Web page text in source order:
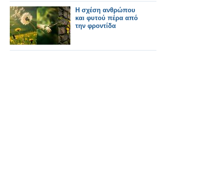
Η σχέση ανθρώπου
και φυτού πέρα από
την φροντίδα